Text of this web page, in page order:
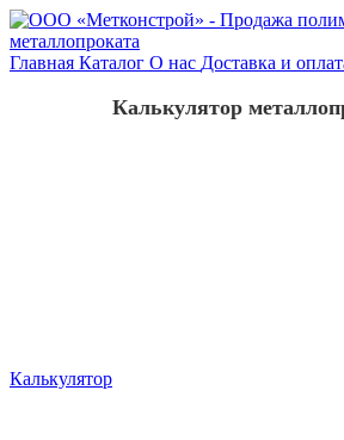
Главная Каталог О нас Доставка и
Калькулятор
Калькулятор